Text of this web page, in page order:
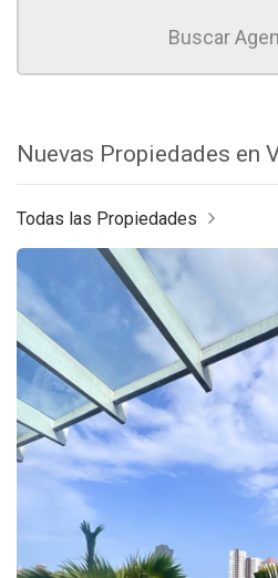
Buscar
Nuevas Propiedades en
Todas las Propiedades